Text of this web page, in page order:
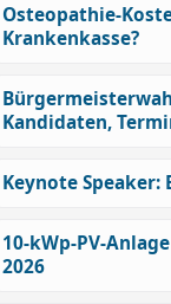
Osteopathie-
Krankenkasse?
Kandidaten,
Keynote Speaker:
10-kWp-PV-
2026